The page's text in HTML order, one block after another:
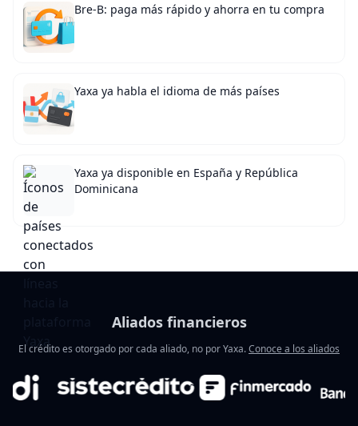
Bre-B: paga más rápido y ahorra en tu compra
Yaxa ya habla el idioma de más países
Yaxa ya disponible en España y República
Dominicana
Aliados financieros
El crédito es otorgado por cada aliado, no por Yaxa.Conoce a los aliados